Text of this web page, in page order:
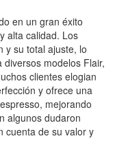
en un gran éxito
alta calidad. Los
y su total ajuste, lo
modelos Flair,
clientes elogian
y ofrece una
mejorando
algunos dudaron
cuenta de su valor y